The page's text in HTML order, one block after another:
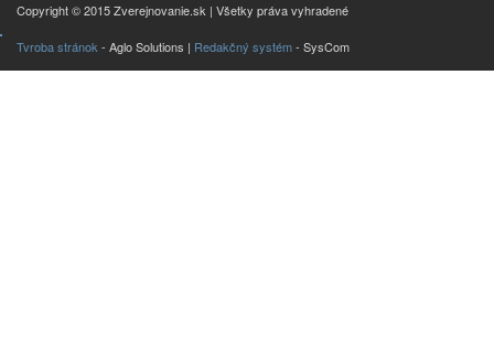
Copyright © 2015 Zverejnovanie.sk | Všetky práva vyhradené
Tvroba stránok - Aglo Solutions | Redakčný systém- SysCom